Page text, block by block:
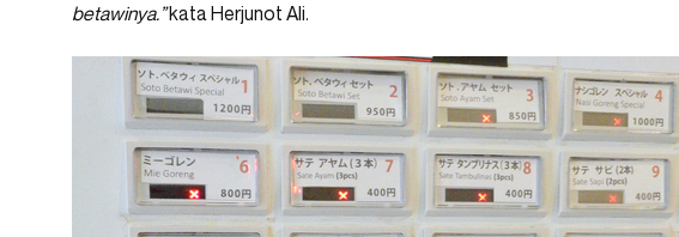
betawinya.”kata Herjunot Ali.